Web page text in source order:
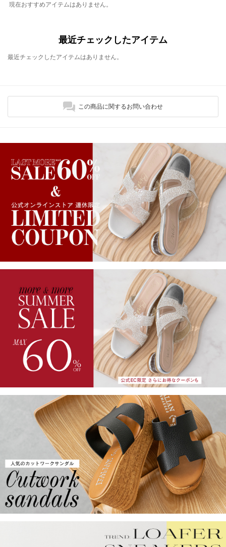
現在おすすめアイテムはありません。
最近チェックしたアイテム
最近チェックしたアイテムはありません。
この商品に関するお問い合わせ